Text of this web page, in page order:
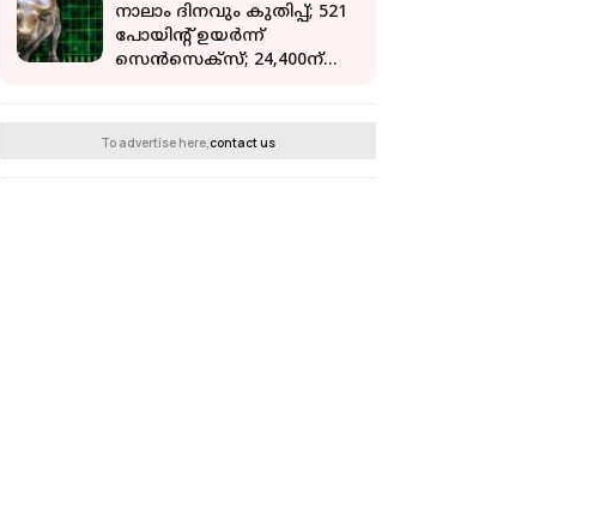
നാലാം ദിനവും കുതിപ്പ്; 521
പോയിന്റ് ഉയർന്ന്
സെൻസെക്സ്; 24,400ന്
To advertise here, contact us